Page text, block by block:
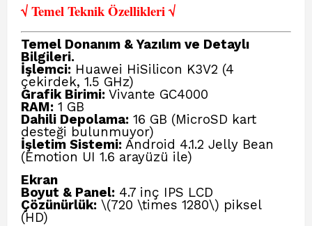
√ Temel Teknik Özellikleri √
Temel Donanım & Yazılım ve Detaylı
Bilgileri.
İşlemci: Huawei HiSilicon K3V2 (4
çekirdek, 1.5 GHz)
Grafik Birimi: Vivante GC4000
RAM: 1 GB
Dahili Depolama: 16 GB (MicroSD kart
desteği bulunmuyor)
İşletim Sistemi: Android 4.1.2 Jelly Bean
(Emotion UI 1.6 arayüzü ile)
Ekran
Boyut & Panel: 4.7 inç IPS LCD
Çözünürlük: \(720 \times 1280\) piksel
(HD)